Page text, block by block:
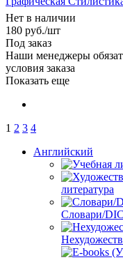
Нет в наличии
180 руб./шт
Под заказ
Наши менеджеры
условия заказа
Показать еще
1 2 3 4
Английский
литература
Словари/